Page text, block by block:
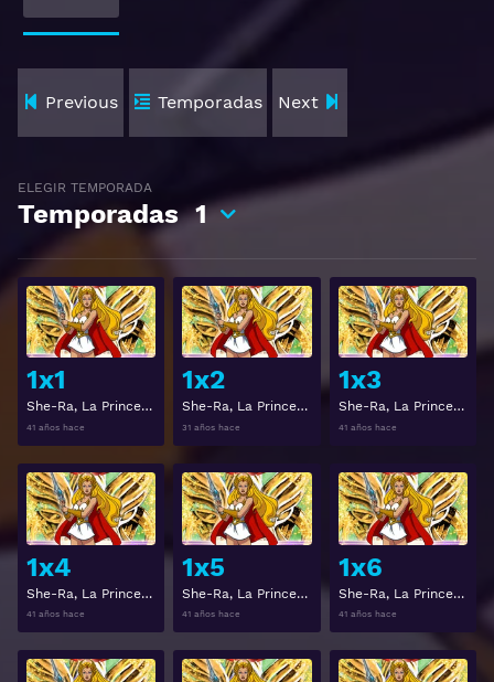
Previous Temporadas Next
ELEGIR TEMPORADA
Temporadas 1
1x1
She-Ra, La Princesa del Poder Temporada 1 Capitulo 1
41 años hace
Ver
1x2
She-Ra, La Princesa del Poder Temporada 1 Capitulo 2
31 años hace
Ver
1x3
She-Ra, La Princesa del Poder Temporada 1 Capitulo 3
41 años hace
1x4
She-Ra, La Princesa del Poder Temporada 1 Capitulo 4
41 años hace
Ver
1x5
She-Ra, La Princesa del Poder Temporada 1 Capitulo 5
41 años hace
Ver
1x6
She-Ra, La Princesa del Poder Temporada 1 Capitulo 6
41 años hace
Ver Ver